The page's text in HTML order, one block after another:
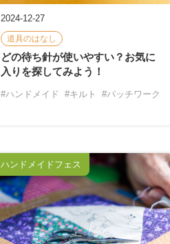
2024-12-27
道具のはなし
どの待ち針が使いやすい？お気に
入りを探してみよう！
#ハンドメイド #キルト #パッチワーク
ハンドメイドフェス